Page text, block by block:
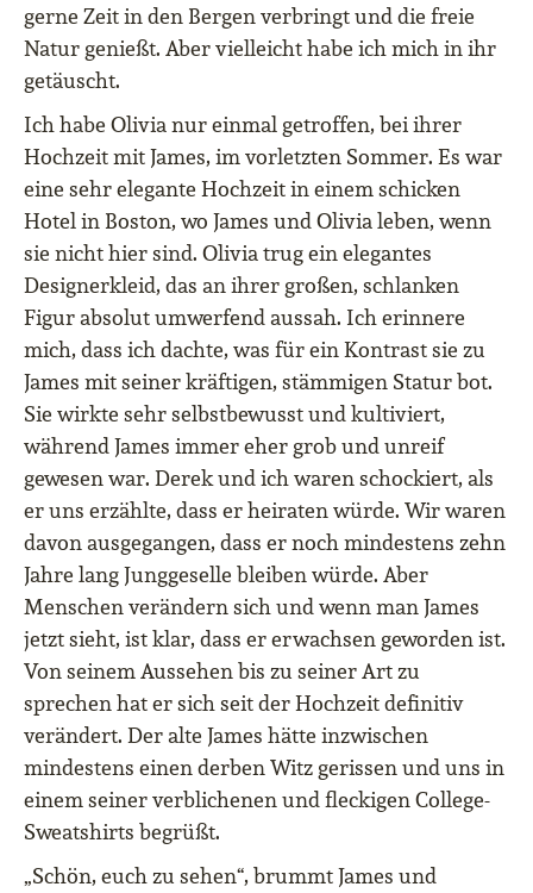
gerne Zeit in den Bergen verbringt und die freie
Natur genießt. Aber vielleicht habe ich mich in ihr
getäuscht.
Ich habe Olivia nur einmal getroffen, bei ihrer
Hochzeit mit James, im vorletzten Sommer. Es war
eine sehr elegante Hochzeit in einem schicken
Hotel in Boston, wo James und Olivia leben, wenn
sie nicht hier sind. Olivia trug ein elegantes
Designerkleid, das an ihrer großen, schlanken
Figur absolut umwerfend aussah. Ich erinnere
mich, dass ich dachte, was für ein Kontrast sie zu
James mit seiner kräftigen, stämmigen Statur bot.
Sie wirkte sehr selbstbewusst und kultiviert,
während James immer eher grob und unreif
gewesen war. Derek und ich waren schockiert, als
er uns erzählte, dass er heiraten würde. Wir waren
davon ausgegangen, dass er noch mindestens zehn
Jahre lang Junggeselle bleiben würde. Aber
Menschen verändern sich und wenn man James
jetzt sieht, ist klar, dass er erwachsen geworden ist.
Von seinem Aussehen bis zu seiner Art zu
sprechen hat er sich seit der Hochzeit definitiv
verändert. Der alte James hätte inzwischen
mindestens einen derben Witz gerissen und uns in
einem seiner verblichenen und fleckigen College-
Sweatshirts begrüßt.
„Schön, euch zu sehen“, brummt James und